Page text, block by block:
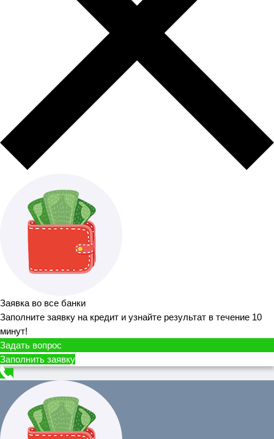
Заявка во все банки
Заполните заявку на кредит и узнайте результат в течение 10
минут!
Задать вопрос
Заполнить заявку